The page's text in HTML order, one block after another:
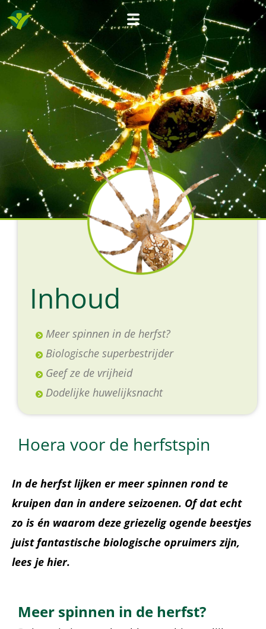
Hoera voor de herfstspin
In de herfst lijken er meer spinnen rond te
kruipen dan in andere seizoenen. Of dat echt
zo is én waarom deze griezelig ogende beestjes
juist fantastische biologische opruimers zijn,
lees je hier.
Inhoud
Meer spinnen in de herfst?
Biologische superbestrijder
Geef ze de vrijheid
Dodelijke huwelijksnacht
Meer spinnen in de herfst?